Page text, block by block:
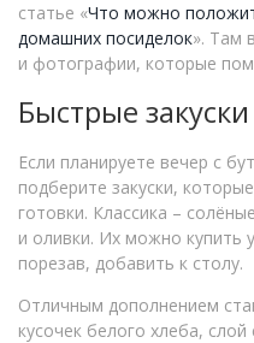
статье «Что можно
домашних посиделок». Там
и фотографии, которые
Быстрые
Если планируете вечер с
подберите закуски,
готовки. Классика –
и оливки. Их можно купить
порезав, добавить к столу.
Отличным дополнением
кусочек белого хлеба,